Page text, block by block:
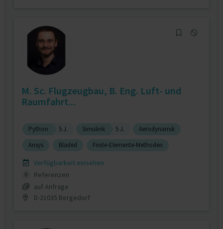
M. Sc. Flugzeugbau, B. Eng. Luft- und
Raumfahrt...
Python 5 J. Simulink 5 J.
Aerodynamik
Ansys
Bladed Finite-Elemente-Methoden
Verfügbarkeit einsehen
0
Referenzen
auf Anfrage
D-21035 Bergedorf